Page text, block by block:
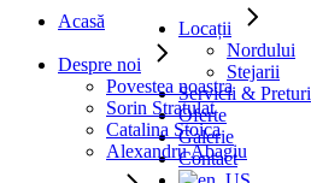
Locații
Nordului
Stejarii
Servicii & Preturi
Oferte
Galerie
Contact
Acasă
Despre noi
Povestea noastra
Sorin Stratulat
Catalina Stoica
Alexandru Abagiu